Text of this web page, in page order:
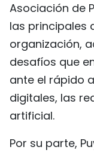
Asociación de
las principales
organización,
desafíos que
ante el rápido
digitales, las
artificial.
Por su parte,